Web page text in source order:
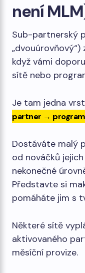
není
Sub-partnerský
„dvouúrovňový“)
když vámi
sítě nebo
Je tam jedna
partner → program
Dostáváte malý
od nováčků
nekonečné
Představte si
pomáháte jim s
Některé sítě
aktivovaného
měsíční provize.